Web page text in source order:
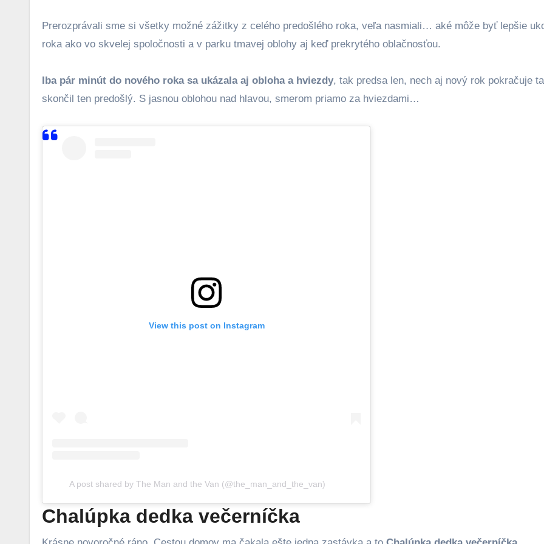
Prerozprávali sme si všetky možné zážitky z celého predošlého roka, veľa nasmiali… aké môže byť lepšie
roka ako vo skvelej spoločnosti a v parku tmavej oblohy aj keď prekrytého oblačnosťou.
Iba pár minút do nového roka sa ukázala aj obloha a hviezdy, tak predsa len, nech aj nový rok pokračuje
skončil ten predošlý. S jasnou oblohou nad hlavou, smerom priamo za hviezdami…
View this post on Instagram
A post shared by The Man and the Van (@the_man_and_the_van)
Chalúpka dedka večerníčka